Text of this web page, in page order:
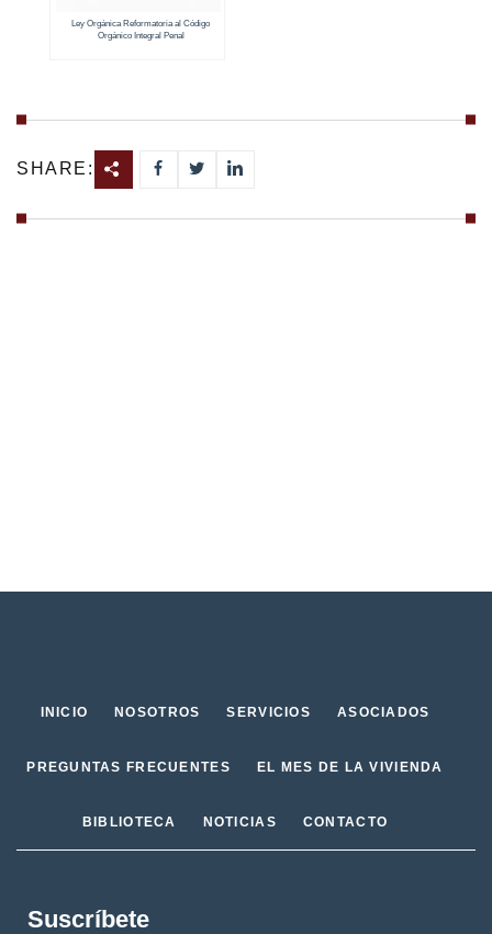
Ley Orgánica Reformatoria al Código
Orgánico Integral Penal
SHARE:
INICIO NOSOTROS SERVICIOS ASOCIADOS
PREGUNTAS FRECUENTES EL MES DE LA VIVIENDA
BIBLIOTECA NOTICIAS CONTACTO
Suscríbete